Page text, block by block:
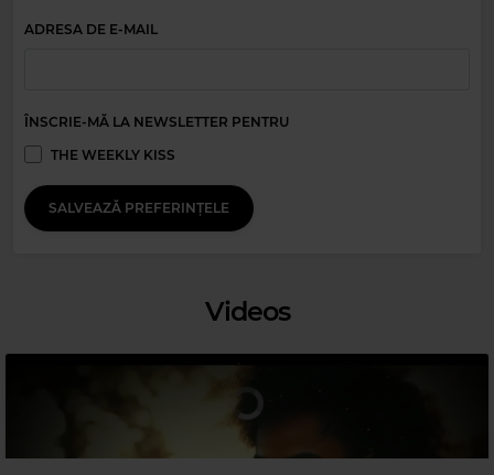
Magic Party Mix
ADRESA DE E-MAIL
ÎNSCRIE-MĂ LA NEWSLETTER PENTRU
THE WEEKLY KISS
SALVEAZĂ PREFERINȚELE
Videos